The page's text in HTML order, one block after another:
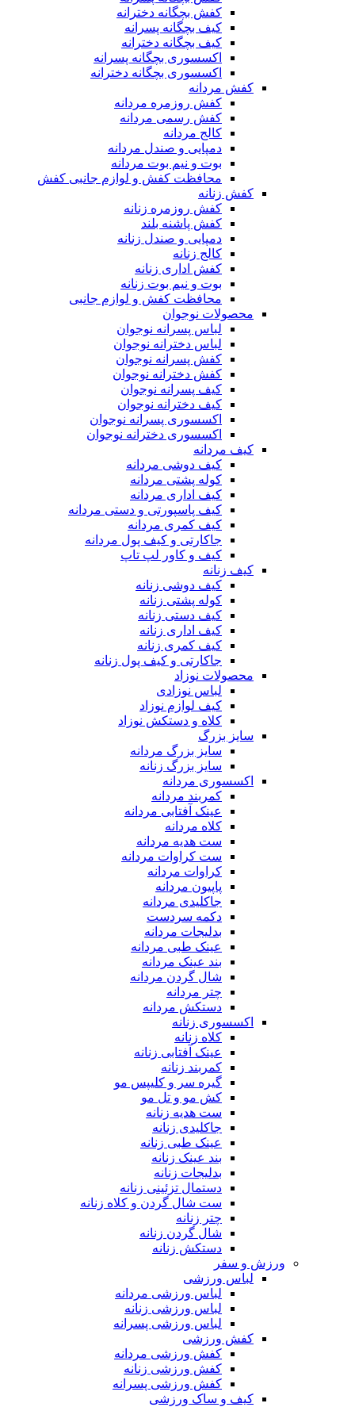
کفش بچگانه دخترانه
کیف بچگانه پسرانه
کیف بچگانه دخترانه
اکسسوری بچگانه پسرانه
اکسسوری بچگانه دخترانه
کفش مردانه
کفش روزمره مردانه
کفش رسمی مردانه
کالج مردانه
دمپایی و صندل مردانه
بوت و نیم بوت مردانه
محافظت کفش و لوازم جانبی کفش
کفش زنانه
کفش روزمره زنانه
کفش پاشنه بلند
دمپایی و صندل زنانه
کالج زنانه
کفش اداری زنانه
بوت و نیم بوت زنانه
محافظت کفش و لوازم جانبی
محصولات نوجوان
لباس پسرانه نوجوان
لباس دخترانه نوجوان
کفش پسرانه نوجوان
کفش دخترانه نوجوان
کیف پسرانه نوجوان
کیف دخترانه نوجوان
اکسسوری پسرانه نوجوان
اکسسوری دخترانه نوجوان
کیف مردانه
کیف دوشی مردانه
کوله پشتی مردانه
کیف اداری مردانه
کیف پاسپورتی و دستی مردانه
کیف کمری مردانه
جاکارتی و کیف پول مردانه
کیف و کاور لپ تاپ
کیف زنانه
کیف دوشی زنانه
کوله پشتی زنانه
کیف دستی زنانه
کیف اداری زنانه
کیف کمری زنانه
جاکارتی و کیف پول زنانه
محصولات نوزاد
لباس نوزادی
کیف لوازم نوزاد
کلاه و دستکش نوزاد
سایز بزرگ
سایز بزرگ مردانه
سایز بزرگ زنانه
اکسسوری مردانه
کمربند مردانه
عینک آفتابی مردانه
کلاه مردانه
ست هدیه مردانه
ست کراوات مردانه
کراوات مردانه
پاپیون مردانه
جاکلیدی مردانه
دکمه سردست
بدلیجات مردانه
عینک طبی مردانه
بند عینک مردانه
شال گردن مردانه
چتر مردانه
دستکش مردانه
اکسسوری زنانه
کلاه زنانه
عینک آفتابی زنانه
کمربند زنانه
گیره سر و کلیپس مو
کش مو و تل مو
ست هدیه زنانه
جاکلیدی زنانه
عینک طبی زنانه
بند عینک زنانه
بدلیجات زنانه
دستمال تزئینی زنانه
ست شال گردن و کلاه زنانه
چتر زنانه
شال گردن زنانه
دستکش زنانه
ورزش و سفر
لباس ورزشی
لباس ورزشی مردانه
لباس ورزشی زنانه
لباس ورزشی پسرانه
کفش ورزشی
کفش ورزشی مردانه
کفش ورزشی زنانه
کفش ورزشی پسرانه
کیف و ساک ورزشی